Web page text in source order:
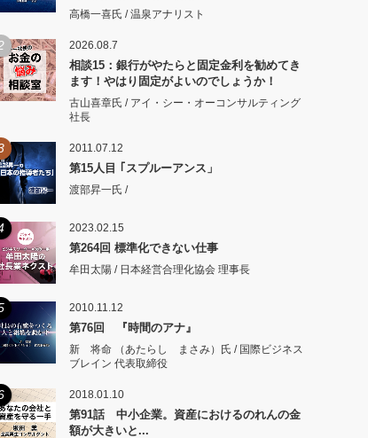
高橋一喜氏 / 温泉アナリスト
2026.08.7
相談15：銀行がやたらと固定金利を勧めてき
ます！やはり固定がよいのでしょうか！
古山喜章氏 / アイ・シー・オーコンサルティング
社長
2011.07.12
第15人目 ｢スプルーアンス」
渡部昇一氏 /
2023.02.15
第264回 標準化できない仕事
牟田太陽 / 日本経営合理化協会 理事長
2010.11.12
第76回 『時間のアナ』
新 将命 （あたらし まさみ）氏 / 国際ビジネス
ブレイン 代表取締役
2018.01.10
第91話 中小企業。資産におけるのれんの金
額が大きいと...